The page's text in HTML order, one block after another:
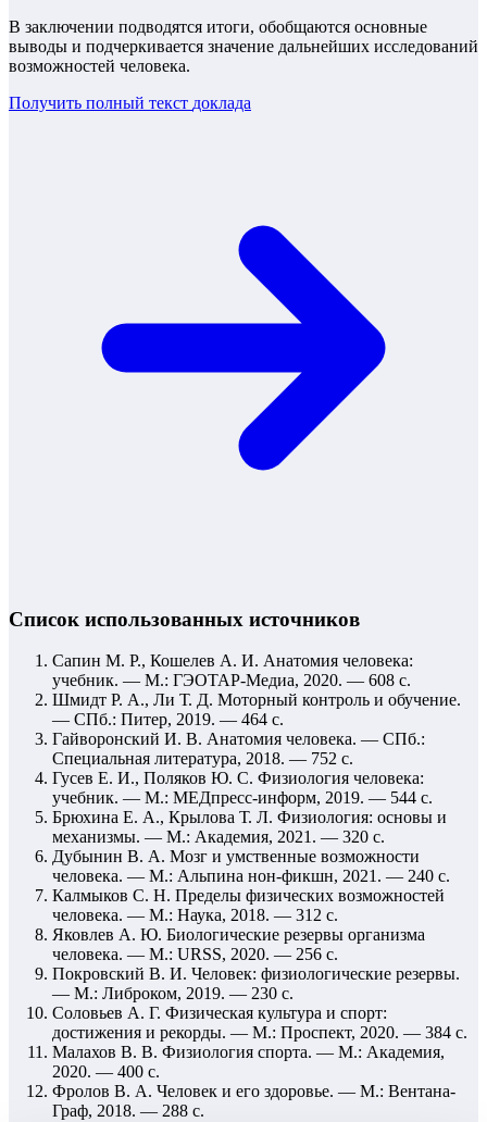
В заключении подводятся итоги, обобщаются основные
выводы и подчеркивается значение дальнейших исследований
возможностей человека.
Получить полный текст доклада
Список использованных источников
Сапин М. Р., Кошелев А. И. Анатомия человека:
учебник. — М.: ГЭОТАР-Медиа, 2020. — 608 с.
Шмидт Р. А., Ли Т. Д. Моторный контроль и обучение.
— СПб.: Питер, 2019. — 464 с.
Гайворонский И. В. Анатомия человека. — СПб.:
Специальная литература, 2018. — 752 с.
Гусев Е. И., Поляков Ю. С. Физиология человека:
учебник. — М.: МЕДпресс-информ, 2019. — 544 с.
Брюхина Е. А., Крылова Т. Л. Физиология: основы и
механизмы. — М.: Академия, 2021. — 320 с.
Дубынин В. А. Мозг и умственные возможности
человека. — М.: Альпина нон-фикшн, 2021. — 240 с.
Калмыков С. Н. Пределы физических возможностей
человека. — М.: Наука, 2018. — 312 с.
Яковлев А. Ю. Биологические резервы организма
человека. — М.: URSS, 2020. — 256 с.
Покровский В. И. Человек: физиологические резервы.
— М.: Либроком, 2019. — 230 с.
Соловьев А. Г. Физическая культура и спорт:
достижения и рекорды. — М.: Проспект, 2020. — 384 с.
Малахов В. В. Физиология спорта. — М.: Академия,
2020. — 400 с.
Фролов В. А. Человек и его здоровье. — М.: Вентана-
Граф, 2018. — 288 с.